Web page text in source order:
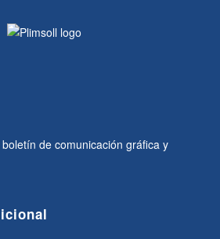
de comunicación gráfica y